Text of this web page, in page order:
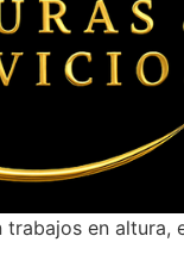
en altura,